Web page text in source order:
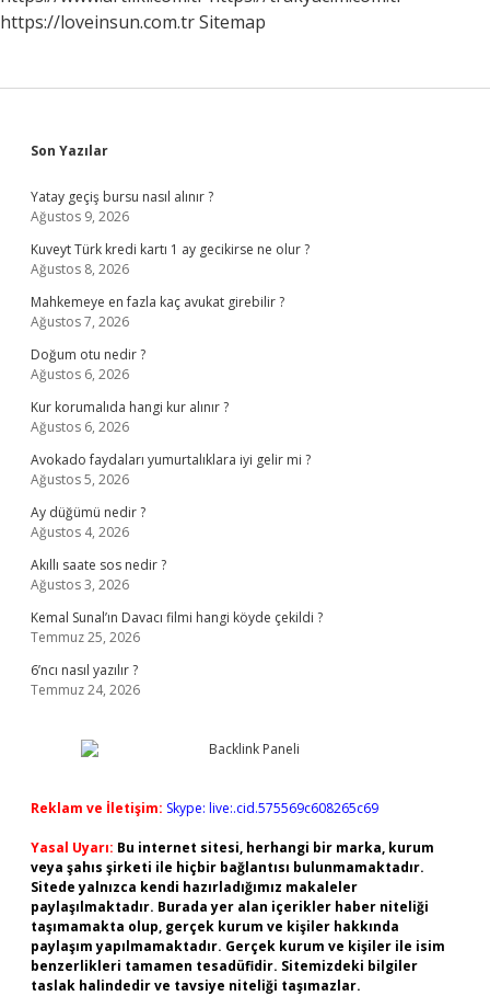
https://loveinsun.com.trSitemap
Sidebar
Son Yazılar
Yatay geçiş bursu nasıl alınır ?
Ağustos 9, 2026
Kuveyt Türk kredi kartı 1 ay gecikirse ne olur ?
Ağustos 8, 2026
Mahkemeye en fazla kaç avukat girebilir ?
Ağustos 7, 2026
Doğum otu nedir ?
Ağustos 6, 2026
Kur korumalıda hangi kur alınır ?
Ağustos 6, 2026
Avokado faydaları yumurtalıklara iyi gelir mi ?
Ağustos 5, 2026
Ay düğümü nedir ?
Ağustos 4, 2026
Akıllı saate sos nedir ?
Ağustos 3, 2026
Kemal Sunal’ın Davacı filmi hangi köyde çekildi ?
Temmuz 25, 2026
6’ncı nasıl yazılır ?
Temmuz 24, 2026
Reklam ve İletişim: Skype: live:.cid.575569c608265c69
Yasal Uyarı: Bu internet sitesi, herhangi bir marka, kurum
veya şahıs şirketi ile hiçbir bağlantısı bulunmamaktadır.
Sitede yalnızca kendi hazırladığımız makaleler
paylaşılmaktadır. Burada yer alan içerikler haber niteliği
taşımamakta olup, gerçek kurum ve kişiler hakkında
paylaşım yapılmamaktadır. Gerçek kurum ve kişiler ile isim
benzerlikleri tamamen tesadüfidir. Sitemizdeki bilgiler
taslak halindedir ve tavsiye niteliği taşımazlar.